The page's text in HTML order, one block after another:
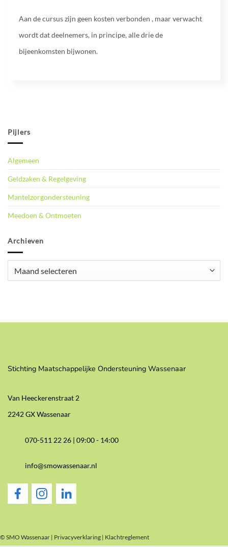
Pijlers
Algemeen
Geldzaken & Regelgeving
Mantelzorgondersteuning
Meedoen & Ontmoeten
Archieven
Aan de cursus zijn geen kosten verbonden , maar verwacht
wordt dat deelnemers, in principe, alle drie de
bijeenkomsten bijwonen.
Stichting Maatschappelijke Ondersteuning Wassenaar
Van Heeckerenstraat 2
2242 GX Wassenaar
070-511 22 26 |09:00 - 14:00
info@smowassenaar.nl
© SMO Wassenaar | Privacyverklaring | Klachtreglement